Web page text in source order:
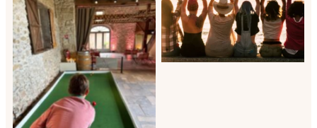
Evènement mariage Pays
basque
Evjf au Pays basque